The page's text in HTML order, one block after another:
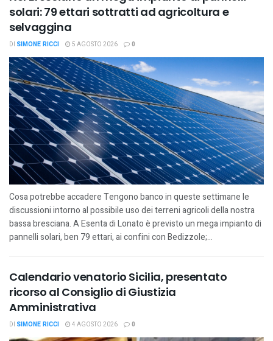
solari: 79 ettari sottratti ad agricoltura e
selvaggina
DI SIMONE RICCI 5 AGOSTO 2026 0
Cosa potrebbe accadere Tengono banco in queste settimane le
discussioni intorno al possibile uso dei terreni agricoli della nostra
bassa bresciana. A Esenta di Lonato è previsto un mega impianto di
pannelli solari, ben 79 ettari, ai confini con Bedizzole;...
Calendario venatorio Sicilia, presentato
ricorso al Consiglio di Giustizia
Amministrativa
DI SIMONE RICCI 4 AGOSTO 2026 0